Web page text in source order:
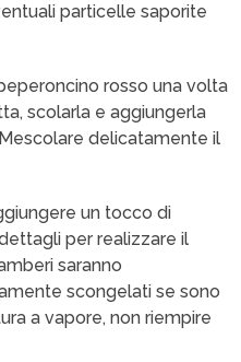
particelle saporite
rosso una volta
scolarla e aggiungerla
delicatamente il
un tocco di
per realizzare il
saranno
scongelati se sono
a vapore, non riempire